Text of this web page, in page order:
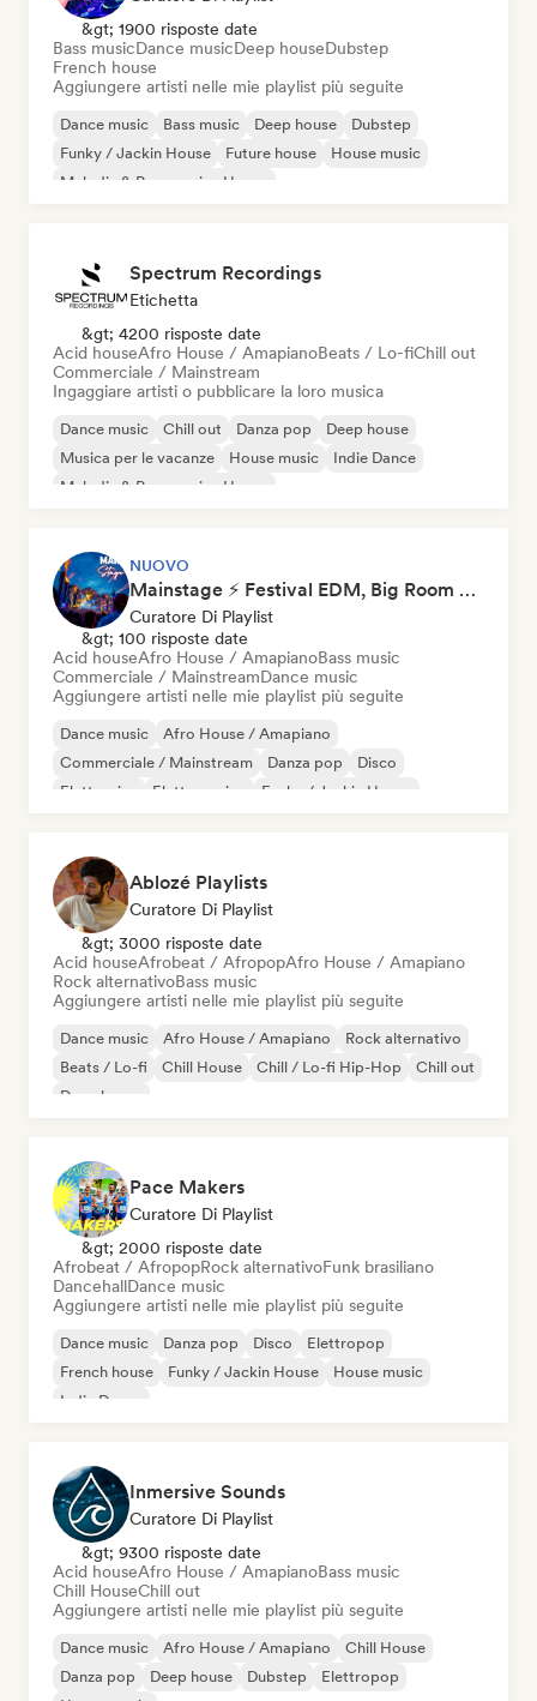
&gt; 1900 risposte date
Bass musicDance musicDeep houseDubstep
French house
Aggiungere artisti nelle mie playlist più seguite
Dance music Bass music Deep house
Dubstep
Funky / Jackin House
Future house
House music
Melodic & Progressive House
Spectrum Recordings
Etichetta
&gt; 4200 risposte date
Acid houseAfro House / AmapianoBeats / Lo-fiChill out
Commerciale / Mainstream
Ingaggiare artisti o pubblicare la loro musica
Dance music Chill out Danza pop
Deep house
Musica per le vacanze
House music
Indie Dance
Melodic & Progressive House
NUOVO
Mainstage ⚡ Festival EDM, Big Room & House Anthems
Curatore Di Playlist
&gt; 100 risposte date
Acid houseAfro House / AmapianoBass music
Commerciale / MainstreamDance music
Aggiungere artisti nelle mie playlist più seguite
Dance music
Afro House / Amapiano
Commerciale / Mainstream
Danza pop
Disco
Elettronica
Elettro swing Funky / Jackin House
Ablozé Playlists
Curatore Di Playlist
&gt; 3000 risposte date
Acid houseAfrobeat / AfropopAfro House / Amapiano
Rock alternativoBass music
Aggiungere artisti nelle mie playlist più seguite
Dance music Afro House / Amapiano
Rock alternativo
Beats / Lo-fi
Chill House Chill / Lo-fi Hip-Hop
Chill out
Deep house
Pace Makers
Curatore Di Playlist
&gt; 2000 risposte date
Afrobeat / AfropopRock alternativoFunk brasiliano
DancehallDance music
Aggiungere artisti nelle mie playlist più seguite
Dance music Danza pop Disco
Elettropop
French house
Funky / Jackin House
House music
Indie Dance
Inmersive Sounds
Curatore Di Playlist
&gt; 9300 risposte date
Acid houseAfro House / AmapianoBass music
Chill HouseChill out
Aggiungere artisti nelle mie playlist più seguite
Dance music Afro House / Amapiano
Chill House
Danza pop
Deep house Dubstep
Elettropop